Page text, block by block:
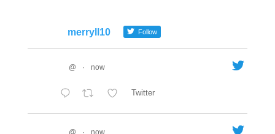
merryll10 Follow
@ · now
Twitter
@ · now